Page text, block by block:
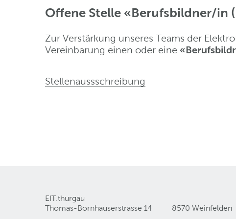
Offene Stelle «Berufsbildner/in
Zur Verstärkung unseres Teams der
Vereinbarung einen oder eine
Stellenaussschreibung
EIT.thurgau
Thomas-Bornhauserstrasse 14
8570 Weinfelden